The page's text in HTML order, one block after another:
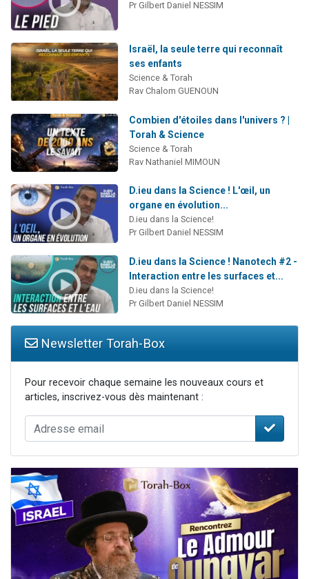
Pr Gilbert Daniel NESSIM
Israël, la seule terre qui reconnaît
ses enfants
Science & Torah
Rav Chalom GUENOUN
Combien d'étoiles dans l'univers ? |
Torah & Science
Science & Torah
Rav Nathaniel MIMOUN
D.ieu dans la Science ! L'œil, un
organe en évolution...
D.ieu dans la Science!
Pr Gilbert Daniel NESSIM
D.ieu dans la Science ! Nanotech #2 -
Interaction entre les surfaces et...
D.ieu dans la Science!
Pr Gilbert Daniel NESSIM
Newsletter Torah-Box
Pour recevoir chaque semaine les nouveaux cours et
articles, inscrivez-vous dès maintenant :